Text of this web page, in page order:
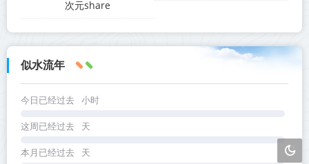
次元share
似水流年
今日已经过去 小时
这周已经过去 天
本月已经过去 天